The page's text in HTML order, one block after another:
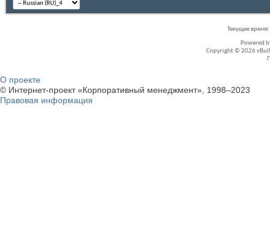
Текущее время:
Powered
Copyright © 2026
О проекте
© Интернет-проект «Корпоративный менеджмент», 1998–2023
Правовая информация